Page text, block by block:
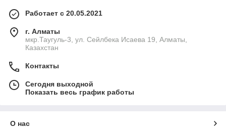
Работает с 20.05.2021
г. Алматы
мкр.Таугуль-3, ул. Сейлбека Исаева 19, Алматы,
Казахстан
Контакты
Сегодня выходной
Показать весь график работы
О нас